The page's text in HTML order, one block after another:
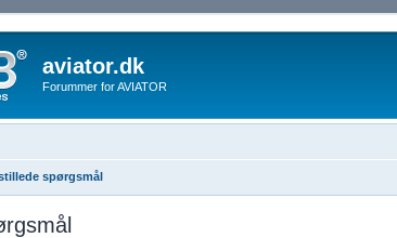
aviator.dk
Forummer for AVIATOR
spørgsmål